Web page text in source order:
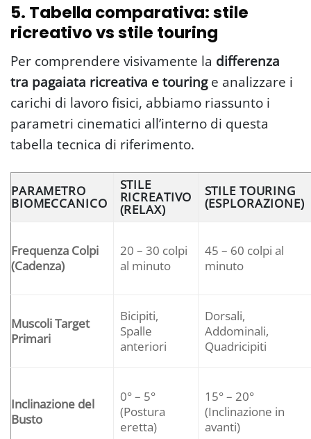
5. Tabella comparativa: stile
ricreativo vs stile touring
Per comprendere visivamente la differenza
tra pagaiata ricreativa e touringe analizzare i
carichi di lavoro fisici, abbiamo riassunto i
parametri cinematici all’interno di questa
tabella tecnica di riferimento.
PARAMETRO
BIOMECCANICO
STILE
RICREATIVO
(RELAX)
STILE TOURING
(ESPLORAZIONE)
Frequenza Colpi
(Cadenza)
20 – 30 colpi
al minuto
45 – 60 colpi al
minuto
Muscoli Target
Primari
Bicipiti,
Spalle
anteriori
Dorsali,
Addominali,
Quadricipiti
Inclinazione del
Busto
0° – 5°
(Postura
eretta)
15° – 20°
(Inclinazione in
avanti)